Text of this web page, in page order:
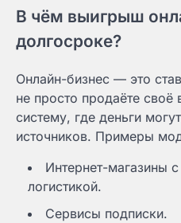
В чём выигрыш
долгосроке?
Онлайн-бизнес — это
не просто продаёте своё
систему, где деньги
источников. Примеры
Интернет-магазины
логистикой.
Сервисы подписки.